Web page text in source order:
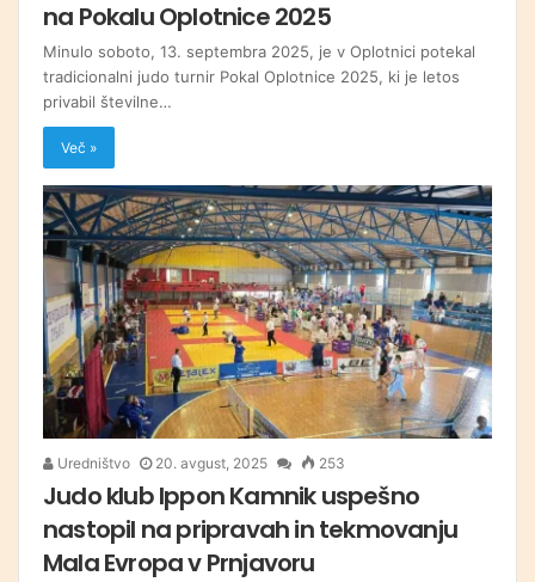
na Pokalu Oplotnice 2025
Minulo soboto, 13. septembra 2025, je v Oplotnici potekal
tradicionalni judo turnir Pokal Oplotnice 2025, ki je letos
privabil številne…
Več »
Uredništvo 20. avgust, 2025 253
Judo klub Ippon Kamnik uspešno
nastopil na pripravah in tekmovanju
Mala Evropa v Prnjavoru